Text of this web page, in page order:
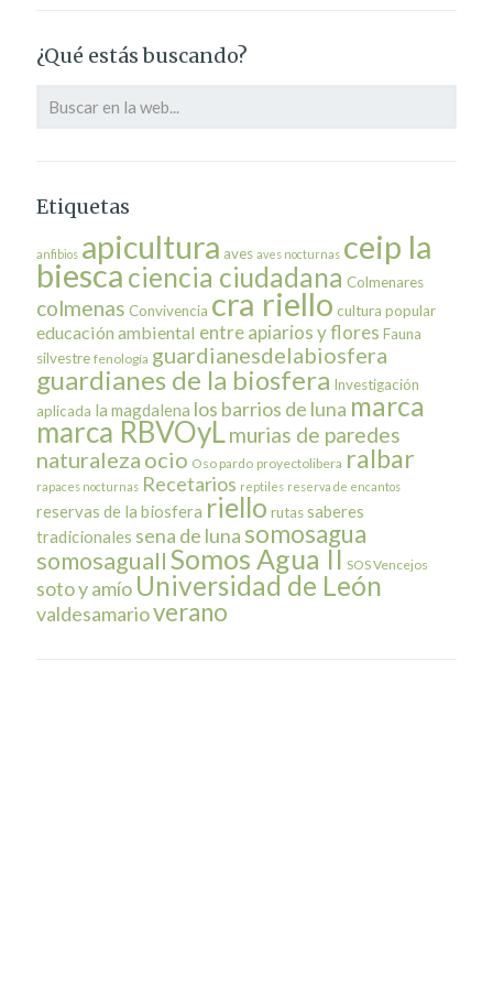
¿Qué estás buscando?
Etiquetas
anfibios apicultura aves aves nocturnas ceip la
biesca ciencia ciudadana Colmenares
colmenas Convivencia cra riello cultura popular
educación ambiental entre apiarios y flores Fauna
silvestre fenología guardianesdelabiosfera
guardianes de la biosfera Investigación
aplicada la magdalena los barrios de luna marca
marca RBVOyLmurias de paredes
naturaleza ocio Oso pardo proyectolibera ralbar
rapaces nocturnas Recetarios reptiles reserva de encantos
reservas de la biosfera riello rutassaberes
tradicionales sena de luna somosagua
somosaguaIISomos Agua II SOS Vencejos
soto y amío Universidad de León
valdesamarioverano